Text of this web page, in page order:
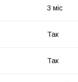
3 міс
Так
Так